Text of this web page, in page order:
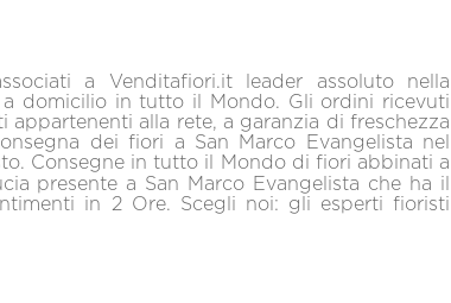
a Venditafiori.it leader assoluto nella
domicilio in tutto il Mondo. Gli ordini ricevuti
alla rete, a garanzia di freschezza
dei fiori a San Marco Evangelista nel
Consegne in tutto il Mondo di fiori abbinati a
presente a San Marco Evangelista che ha il
in 2 Ore. Scegli noi: gli esperti fioristi